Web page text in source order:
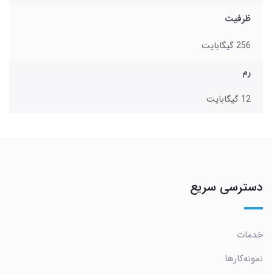
ظرفیت
256 گیگابایت
رم
12 گیگابایت
دسترسی سریع
خدمات
نمونه‌کارها